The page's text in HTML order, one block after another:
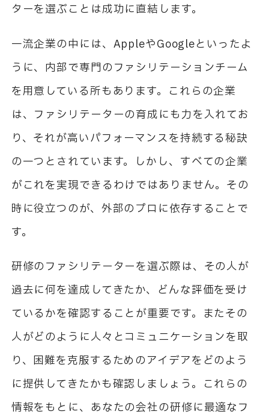
ターを選ぶことは成功に直結します。
一流企業の中には、AppleやGoogleといったよ
うに、内部で専門のファシリテーションチーム
を用意している所もあります。これらの企業
は、ファシリテーターの育成にも力を入れてお
り、それが高いパフォーマンスを持続する秘訣
の一つとされています。しかし、すべての企業
がこれを実現できるわけではありません。その
時に役立つのが、外部のプロに依存することで
す。
研修のファシリテーターを選ぶ際は、その人が
過去に何を達成してきたか、どんな評価を受け
ているかを確認することが重要です。またその
人がどのように人々とコミュニケーションを取
り、困難を克服するためのアイデアをどのよう
に提供してきたかも確認しましょう。これらの
情報をもとに、あなたの会社の研修に最適なフ